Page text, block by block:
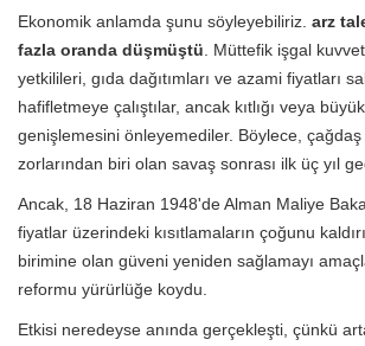
Ekonomik anlamda şunu söyleyebiliriz. arz
fazla oranda düşmüştü . Müttefik işgal
yetkilileri, gıda dağıtımları ve azami fiyatları
hafifletmeye çalıştılar, ancak kıtlığı veya
genişlemesini önleyemediler. Böylece,
zorlarından biri olan savaş sonrası ilk üç yıl
Ancak, 18 Haziran 1948'de Alman Maliye
fiyatlar üzerindeki kısıtlamaların çoğunu
birimine olan güveni yeniden sağlamayı
reformu yürürlüğe koydu.
Etkisi neredeyse anında gerçekleşti, çünkü